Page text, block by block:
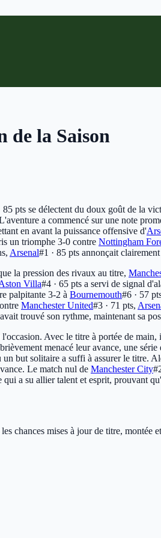
de la Saison
85 pts se délectent du doux goût de la
a commencé sur une note
en avant la puissance offensive d'
un triomphe 3-0 contre Nottingham
Arsenal#1 · 85 pts annonçait
la pression des rivaux au titre,
Villa#4 · 65 pts a servi de signal
palpitante 3-2 à Bournemouth#6 · 57
Manchester United#3 · 71 pts,
avait trouvé son rythme, maintenant sa
l'occasion. Avec le titre à portée de
menacé leur avance, une
un but solitaire a suffi à assurer le titre.
Le match nul de Manchester City
a su allier talent et esprit, prouvant
chances mises à jour de titre, montée